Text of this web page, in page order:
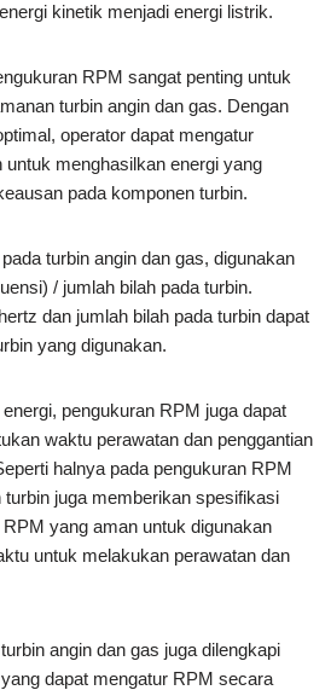
kinetik menjadi energi listrik.
RPM sangat penting untuk
turbin angin dan gas. Dengan
operator dapat mengatur
untuk menghasilkan energi yang
pada komponen turbin.
turbin angin dan gas, digunakan
/ jumlah bilah pada turbin.
dan jumlah bilah pada turbin dapat
yang digunakan.
pengukuran RPM juga dapat
waktu perawatan dan penggantian
halnya pada pengukuran RPM
juga memberikan spesifikasi
yang aman untuk digunakan
untuk melakukan perawatan dan
angin dan gas juga dilengkapi
dapat mengatur RPM secara